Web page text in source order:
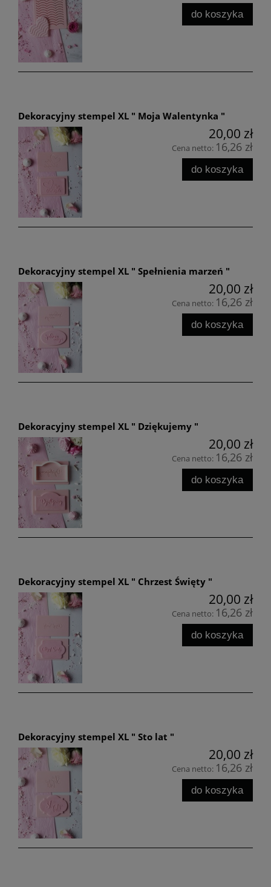
do koszyka
Dekoracyjny stempel XL " Moja Walentynka "
20,00 zł
Cena netto: 16,26 zł
do koszyka
Dekoracyjny stempel XL " Spełnienia marzeń "
20,00 zł
Cena netto: 16,26 zł
do koszyka
Dekoracyjny stempel XL " Dziękujemy "
20,00 zł
Cena netto: 16,26 zł
do koszyka
Dekoracyjny stempel XL " Chrzest Święty "
20,00 zł
Cena netto: 16,26 zł
do koszyka
Dekoracyjny stempel XL " Sto lat "
20,00 zł
Cena netto: 16,26 zł
do koszyka